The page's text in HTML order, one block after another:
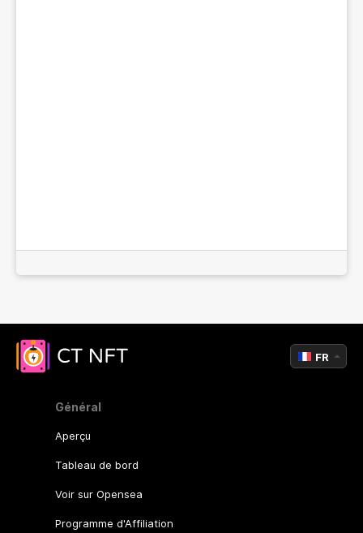
Général
Aperçu
Tableau de bord
Voir sur Opensea
Programme d'Affiliation
FR